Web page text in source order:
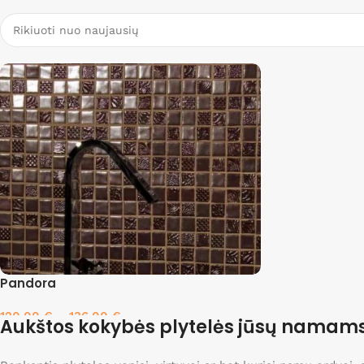
Pandora
120.00€ 136.00 €
Aukštos kokybės plytelės jūsų